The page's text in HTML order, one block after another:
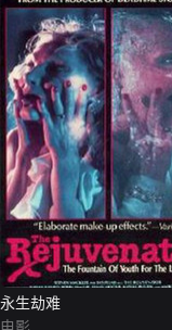
永生劫难